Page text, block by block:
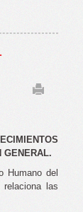
GENERAL.
Humano del
las